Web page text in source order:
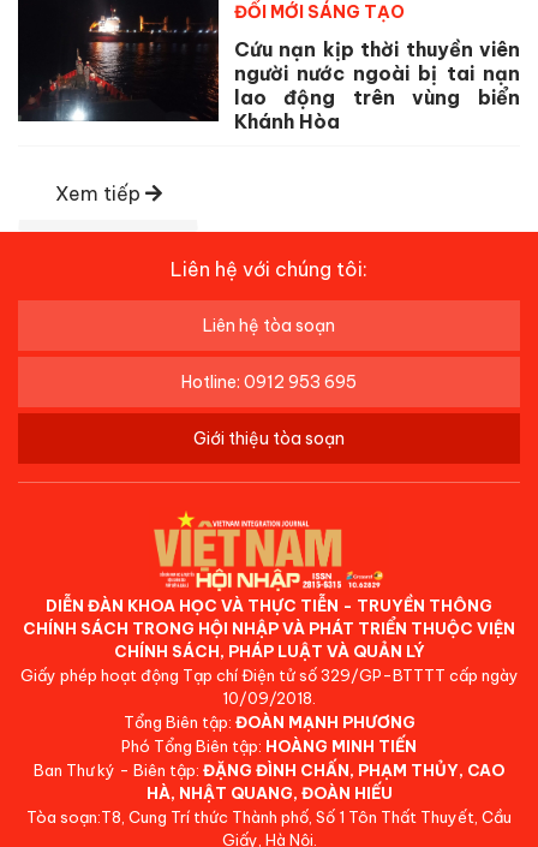
ĐỔI MỚI SÁNG TẠO
Cứu nạn kịp thời thuyền viên
người nước ngoài bị tai nạn
lao động trên vùng biển
Khánh Hòa
Xem tiếp
Liên hệ với chúng tôi:
Liên hệ tòa soạn
Hotline: 0912 953 695
Giới thiệu tòa soạn
DIỄN ĐÀN KHOA HỌC VÀ THỰC TIỄN - TRUYỀN THÔNG
CHÍNH SÁCH TRONG HỘI NHẬP VÀ PHÁT TRIỂN THUỘC VIỆN
CHÍNH SÁCH, PHÁP LUẬT VÀ QUẢN LÝ
Giấy phép hoạt động Tạp chí Điện tử số 329/GP-BTTTT cấp ngày
10/09/2018.
Tổng Biên tập: ĐOÀN MẠNH PHƯƠNG
Phó Tổng Biên tập: HOÀNG MINH TIẾN
Ban Thư ký - Biên tập: ĐẶNG ĐÌNH CHẤN, PHẠM THỦY, CAO
HÀ, NHẬT QUANG, ĐOÀN HIẾU
Tòa soạn:T8, Cung Trí thức Thành phố, Số 1 Tôn Thất Thuyết, Cầu
Giấy, Hà Nội.